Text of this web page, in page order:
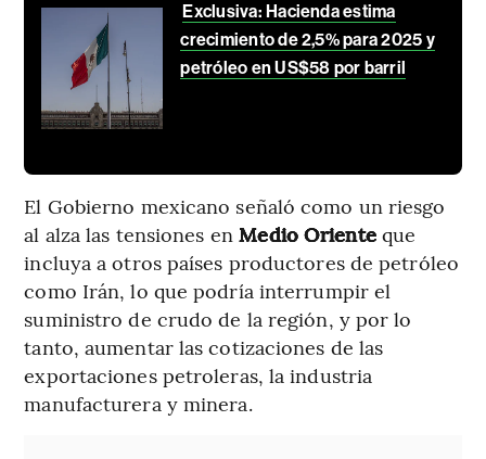
Exclusiva: Hacienda estima
crecimiento de 2,5% para 2025 y
petróleo en US$58 por barril
El Gobierno mexicano señaló como un riesgo
al alza las tensiones enMedio Oriente que
incluya a otros países productores de petróleo
como Irán, lo que podría interrumpir el
suministro de crudo de la región, y por lo
tanto, aumentar las cotizaciones de las
exportaciones petroleras, la industria
manufacturera y minera.